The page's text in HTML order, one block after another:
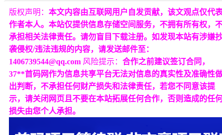
版权声明： 本文内容由互联网用户自发贡献，该文观点仅代
作者本人。本站仅提供信息存储空间服务，不拥有所有权，
承担相关法律责任。请勿盲目下载注册。如发现本站有涉嫌
袭侵权/违法违规的内容，请发送邮件至：
1406739544@qq.com 风险提示： 合作之前建议签订合同，
37**首码网作为信息共享平台无法对信息的真实性及准确性
出判断，不承担任何财产损失和法律责任，若您不同意该提
示，请关闭网页且不要在本站拓展任何合作，否则造成的任
损失由您个人承担。